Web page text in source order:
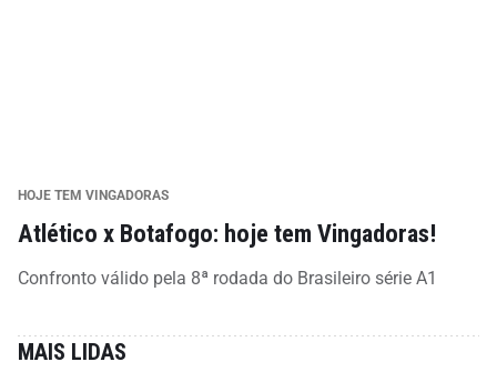
HOJE TEM VINGADORAS
Atlético x Botafogo: hoje tem Vingadoras!
Confronto válido pela 8ª rodada do Brasileiro série A1
MAIS LIDAS